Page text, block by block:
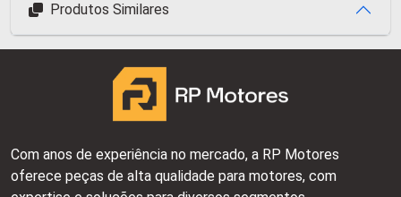
Produtos Similares
Com anos de experiência no mercado, a RP Motores
oferece peças de alta qualidade para motores, com